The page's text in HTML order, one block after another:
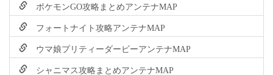
ポケモンGO攻略まとめアンテナMAP
フォートナイト攻略アンテナMAP
ウマ娘プリティーダービーアンテナMAP
シャニマス攻略まとめアンテナMAP